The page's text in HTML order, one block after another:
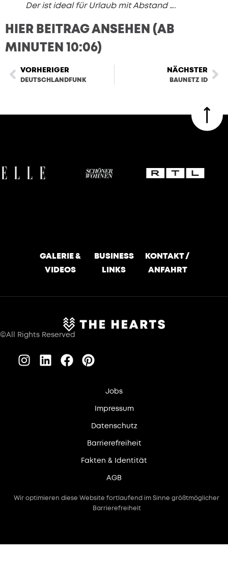
Der ist ideal für Urlaub mit Abstand ….
HIER BEITRAG ANSEHEN (AB
MINUTEN 10:06)
VORHERIGER
DEUTSCHLANDFUNK
NÄCHSTER
BAUNETZ ID
GALERIE &
VIDEOS
BUSINESS
LINKS
KONTAKT /
ANFAHRT
©All Rights Reserved
Jobs
Impressum
Datenschutz
Barrierefreiheit
Fakten & Identität
AGB
Wir optimieren diese Website fortlaufend im Sinne größtmöglicher
Barrierefreiheit